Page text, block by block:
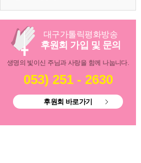
대구가톨릭평화방송
후원회 가입 및 문의
생명의 빛이신 주님과 사랑을 함께 나눕니다.
053) 251 - 2630
후원회 바로가기